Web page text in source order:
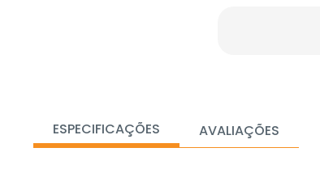
ESPECIFICAÇÕES AVALIAÇÕES